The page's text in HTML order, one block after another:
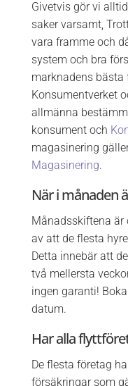
Givetvis gör vi
saker varsamt,
vara framme och
system och bra
marknadens
Konsumentverket
allmänna
konsument och
magasinering
Magasinering.
När i månaden
Månadsskiftena
av att de flesta
Detta innebär att
två mellersta
ingen garanti!
datum.
Har alla
De flesta företag
försäkringar som